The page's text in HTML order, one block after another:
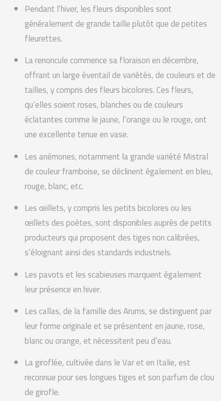
Pendant l’hiver, les fleurs disponibles sont
généralement de grande taille plutôt que de petites
fleurettes.
La renoncule commence sa floraison en décembre,
offrant un large éventail de variétés, de couleurs et de
tailles, y compris des fleurs bicolores. Ces fleurs,
qu’elles soient roses, blanches ou de couleurs
éclatantes comme le jaune, l’orange ou le rouge, ont
une excellente tenue en vase.
Les anémones, notamment la grande variété Mistral
de couleur framboise, se déclinent également en bleu,
rouge, blanc, etc.
Les œillets, y compris les petits bicolores ou les
œillets des poètes, sont disponibles auprès de petits
producteurs qui proposent des tiges non calibrées,
s’éloignant ainsi des standards industriels.
Les pavots et les scabieuses marquent également
leur présence en hiver.
Les callas, de la famille des Arums, se distinguent par
leur forme originale et se présentent en jaune, rose,
blanc ou orange, et nécessitent peu d’eau.
La giroflée, cultivée dans le Var et en Italie, est
reconnue pour ses longues tiges et son parfum de clou
de girofle.